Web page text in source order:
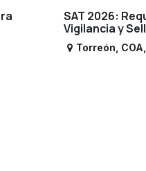
SAT 2026:
Vigilancia y
Torreón COA